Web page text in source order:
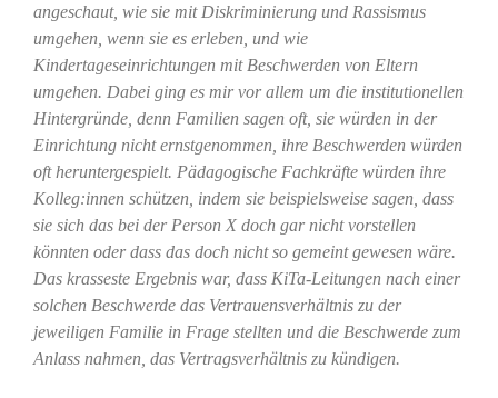
angeschaut, wie sie mit Diskriminierung und Rassismus
umgehen, wenn sie es erleben, und wie
Kindertageseinrichtungen mit Beschwerden von Eltern
umgehen. Dabei ging es mir vor allem um die institutionellen
Hintergründe, denn Familien sagen oft, sie würden in der
Einrichtung nicht ernstgenommen, ihre Beschwerden würden
oft heruntergespielt. Pädagogische Fachkräfte würden ihre
Kolleg:innen schützen, indem sie beispielsweise sagen, dass
sie sich das bei der Person X doch gar nicht vorstellen
könnten oder dass das doch nicht so gemeint gewesen wäre.
Das krasseste Ergebnis war, dass KiTa-Leitungen nach einer
solchen Beschwerde das Vertrauensverhältnis zu der
jeweiligen Familie in Frage stellten und die Beschwerde zum
Anlass nahmen, das Vertragsverhältnis zu kündigen.